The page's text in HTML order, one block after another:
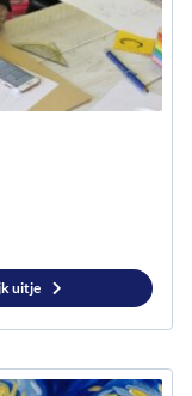
uitje